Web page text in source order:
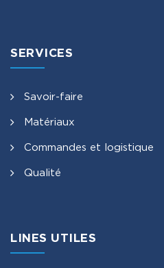
SERVICES
Savoir-faire
Matériaux
Commandes et logistique
Qualité
LINES UTILES